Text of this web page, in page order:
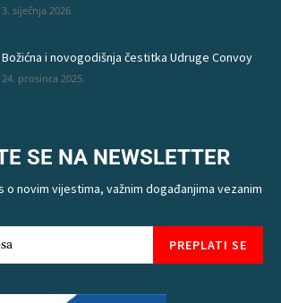
3. siječnja 2026.
Božićna i novogodišnja čestitka Udruge Convoy
24. prosinca 2025.
SE NA NEWSLETTER
o novim vijestima, važnim događanjima vezanim
PREPLATI SE